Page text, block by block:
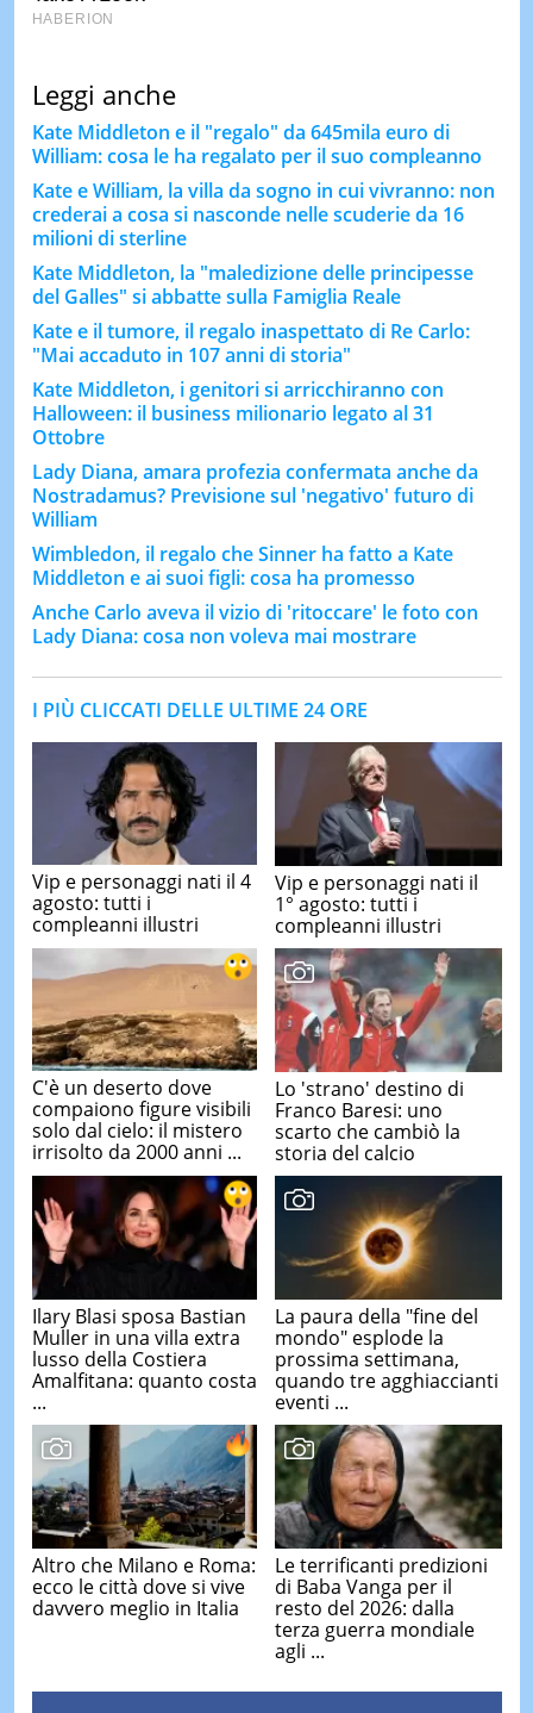
Leggi anche
Kate Middleton e il "regalo" da 645mila euro di
William: cosa le ha regalato per il suo compleanno
Kate e William, la villa da sogno in cui vivranno: non
crederai a cosa si nasconde nelle scuderie da 16
milioni di sterline
Kate Middleton, la "maledizione delle principesse
del Galles" si abbatte sulla Famiglia Reale
Kate e il tumore, il regalo inaspettato di Re Carlo:
"Mai accaduto in 107 anni di storia"
Kate Middleton, i genitori si arricchiranno con
Halloween: il business milionario legato al 31
Ottobre
Lady Diana, amara profezia confermata anche da
Nostradamus? Previsione sul 'negativo' futuro di
William
Wimbledon, il regalo che Sinner ha fatto a Kate
Middleton e ai suoi figli: cosa ha promesso
Anche Carlo aveva il vizio di 'ritoccare' le foto con
Lady Diana: cosa non voleva mai mostrare
I PIÙ CLICCATI DELLE ULTIME 24 ORE
Vip e personaggi nati il 4
agosto: tutti i
compleanni illustri
Vip e personaggi nati il
1° agosto: tutti i
compleanni illustri
C'è un deserto dove
compaiono figure visibili
solo dal cielo: il mistero
irrisolto da 2000 anni ...
Lo 'strano' destino di
Franco Baresi: uno
scarto che cambiò la
storia del calcio
Ilary Blasi sposa Bastian
Muller in una villa extra
lusso della Costiera
Amalfitana: quanto costa
...
La paura della "fine del
mondo" esplode la
prossima settimana,
quando tre agghiaccianti
eventi ...
Altro che Milano e Roma:
ecco le città dove si vive
davvero meglio in Italia
Le terrificanti predizioni
di Baba Vanga per il
resto del 2026: dalla
terza guerra mondiale
agli ...